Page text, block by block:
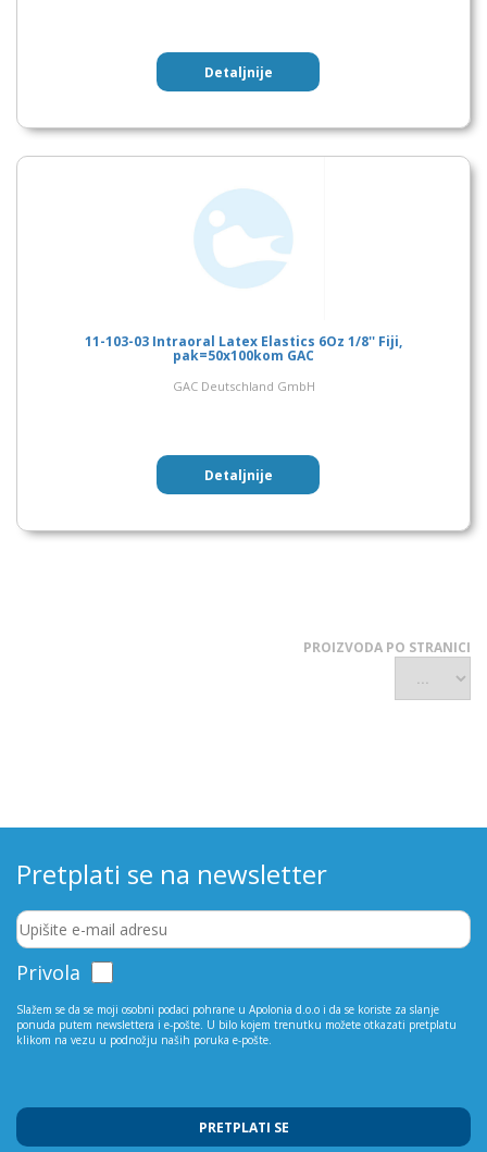
Detaljnije
11-103-03 Intraoral Latex Elastics 6Oz 1/8'' Fiji,
pak=50x100kom GAC
GAC Deutschland GmbH
Detaljnije
PROIZVODA PO STRANICI
Pretplati se na newsletter
Privola
Slažem se da se moji osobni podaci pohrane u Apolonia d.o.o i da se koriste za slanje
ponuda putem newslettera i e-pošte. U bilo kojem trenutku možete otkazati pretplatu
klikom na vezu u podnožju naših poruka e-pošte.
PRETPLATI SE